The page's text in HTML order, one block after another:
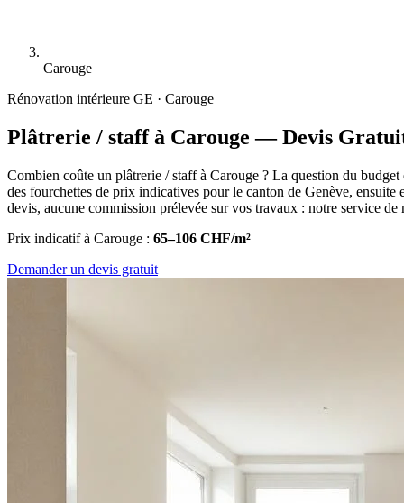
Carouge
Rénovation intérieure GE · Carouge
Plâtrerie / staff à Carouge — Devis
Combien coûte un plâtrerie / staff à Carouge ? La question du
des fourchettes de prix indicatives pour le canton de Genève,
devis, aucune commission prélevée sur vos travaux : notre service
Prix indicatif à Carouge : 65–106 CHF/m²
Demander un devis gratuit